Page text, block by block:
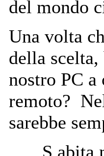
del mondo
Una volta
della
nostro PC
remoto?
sarebbe
S abita